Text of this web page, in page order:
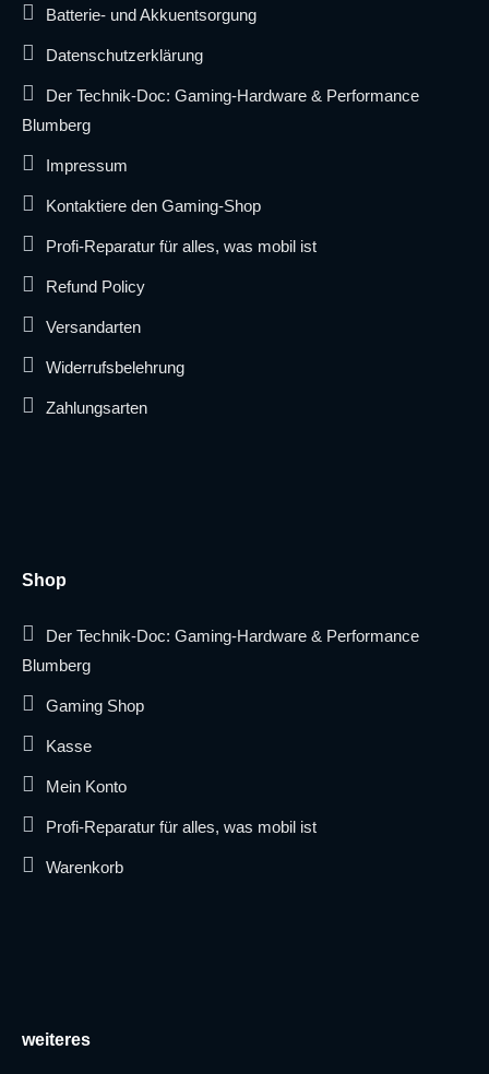
Batterie- und Akkuentsorgung
Datenschutzerklärung
Der Technik-Doc: Gaming-Hardware & Performance
Blumberg
Impressum
Kontaktiere den Gaming-Shop
Profi-Reparatur für alles, was mobil ist
Refund Policy
Versandarten
Widerrufsbelehrung
Zahlungsarten
Shop
Der Technik-Doc: Gaming-Hardware & Performance
Blumberg
Gaming Shop
Kasse
Mein Konto
Profi-Reparatur für alles, was mobil ist
Warenkorb
weiteres